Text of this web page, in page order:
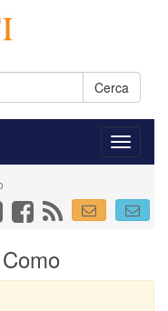
Cerca